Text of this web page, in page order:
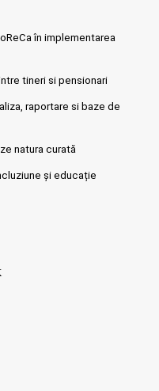
în implementarea
tineri si pensionari
raportare si baze de
natura curată
și educație